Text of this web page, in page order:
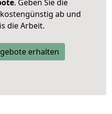
. Geben Sie die
ab und
die Arbeit.
erhalten